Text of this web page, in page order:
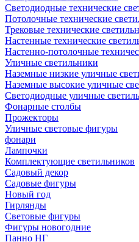
Светодиодные технические
Потолочные технические
Трековые технические
Настенные технические
Настенно-потолочные
Уличные светильники
Наземные низкие уличные
Наземные высокие уличные
Светодиодные уличные
Фонарные столбы
Прожекторы
Уличные световые фигуры
фонари
Лампочки
Комплектующие светильников
Садовый декор
Садовые фигуры
Новый год
Гирлянды
Световые фигуры
Фигуры новогодние
Панно НГ